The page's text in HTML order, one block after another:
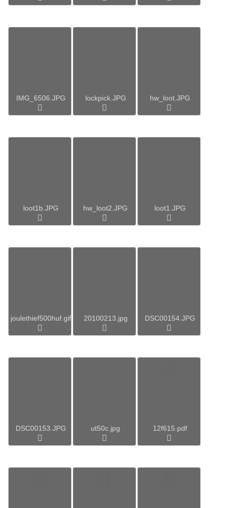
IMG_6506.JPG lockpick.JPG hw_loot.JPG
loot1b.JPG hw_loot2.JPG loot1.JPG
joulethief500huf.gif 20100213.jpg DSC00154.JPG
DSC00153.JPG ut50c.jpg 12f615.pdf